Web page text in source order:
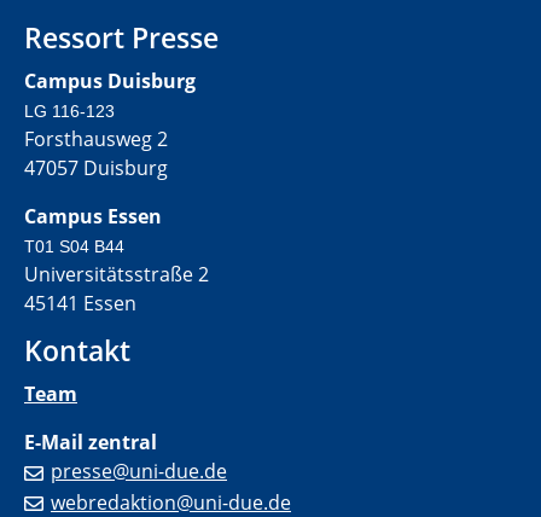
Ressort Presse
Campus Duisburg
LG 116-123
Forsthausweg 2
47057 Duisburg
Campus Essen
T01 S04 B44
Universitätsstraße 2
45141 Essen
Kontakt
Team
E-Mail zentral
presse@uni-due.de
webredaktion@uni-due.de